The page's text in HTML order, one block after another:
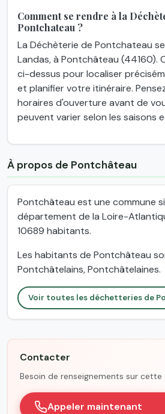
Comment se rendre à la
Pontchateau ?
La Déchèterie de Pontchateau
Landas, à Pontchâteau (44160).
ci-dessus pour localiser
et planifier votre itinéraire.
horaires d'ouverture avant de
peuvent varier selon les saisons
À propos de Pontchâteau
Pontchâteau est une commune
département de la Loire-
10689 habitants.
Les habitants de Pontchâteau
Pontchâtelains, Pontchâtelaines.
Voir toutes les déchetteries de
Contacter
Besoin de renseignements sur
Appeler maintenant